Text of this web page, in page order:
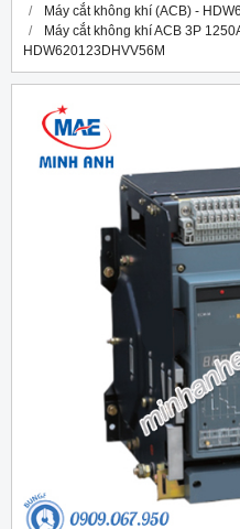
Máy cắt không khí (ACB) -
Máy cắt không khí ACB 3P
HDW620123DHVV56M